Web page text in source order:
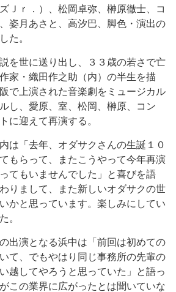
Ｊｒ．）、松岡卓弥、榊原徹士、コ
姿月あさと、高汐巴、脚色・演出の
た。
を世に送り出し、３３歳の若さで亡
家・織田作之助（内）の半生を描
で上演された音楽劇をミュージカル
し、愛原、室、松岡、榊原、コン
に迎えて再演する。
は「去年、オダサクさんの生誕１０
もらって、またこうやって今年再演
てもいませんでした」と喜びを語
りまして、また新しいオダサクの世
かと思っています。楽しみにしてい
。
出演となる浜中は「前回は初めての
て、でもやはり同じ事務所の先輩の
越してやろうと思っていた」と語っ
この業界に広がったとは聞いていな